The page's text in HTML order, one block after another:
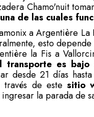
Chamo'nuit
de las cuales
a Argentière
esto
la Fis a
transporte es bajo
desde 21 días
través de este sitio
la parada de